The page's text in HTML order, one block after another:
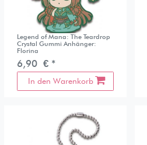
Legend of Mana: The Teardrop
Crystal Gummi Anhänger:
Florina
6,90 € *
In den Warenkorb